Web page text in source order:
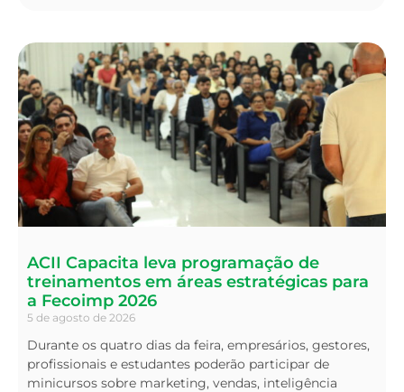
ACII Capacita leva programação de
treinamentos em áreas estratégicas para
a Fecoimp 2026
5 de agosto de 2026
Durante os quatro dias da feira, empresários, gestores,
profissionais e estudantes poderão participar de
minicursos sobre marketing, vendas, inteligência